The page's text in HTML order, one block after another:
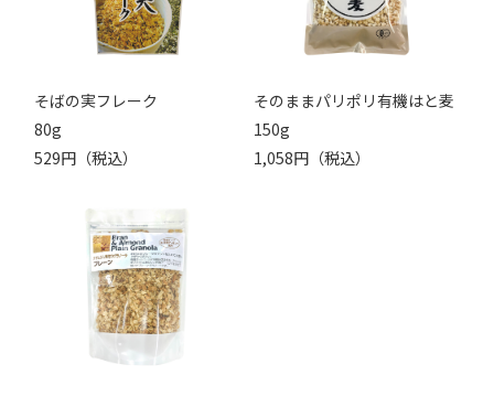
そばの実フレーク
80g
529円（税込）
そのままパリポリ有機はと麦
150g
1,058円（税込）